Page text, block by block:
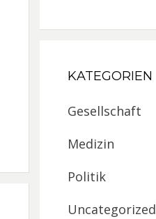
KATEGORIEN
Gesellschaft
Medizin
Politik
Uncategorized